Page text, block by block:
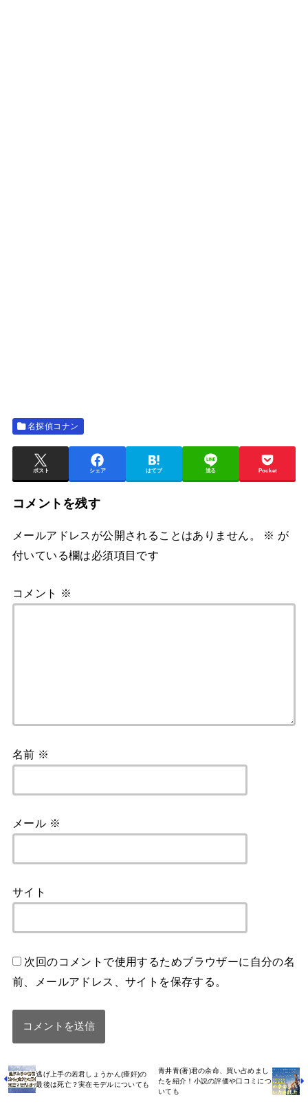
名探偵コナン
ポスト シェア はてブ 送る Pocket
コメントを残す
メールアドレスが公開されることはありません。 ※ が
付いている欄は必須項目です
コメント ※
名前 ※
メール ※
サイト
次回のコメントで使用するためブラウザーに自分の名
前、メールアドレス、サイトを保存する。
逃げ上手の若君しょうかん(瘴奸)の
最後は死亡？実在モデルについても
青井青(著)君の余命、買い占めまし
たを紹介！小説の評価や口コミにつ
いても